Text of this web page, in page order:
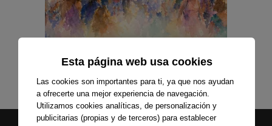
Esta página web usa cookies
Las cookies son importantes para ti, ya que nos ayudan
a ofrecerte una mejor experiencia de navegación.
Utilizamos cookies analíticas, de personalización y
publicitarias (propias y de terceros) para establecer